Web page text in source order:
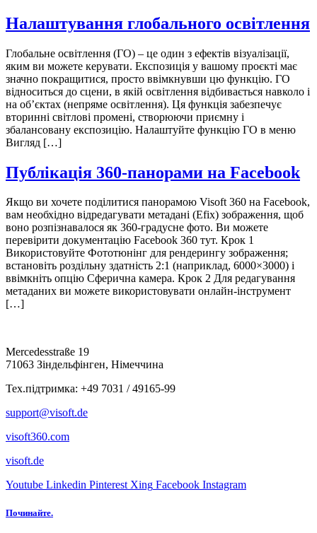
Налаштування глобального освітлення
Глобальне освітлення (ГО) – це один з ефектів візуалізації,
яким ви можете керувати. Експозиція у вашому проєкті має
значно покращитися, просто ввімкнувши цю функцію. ГО
відноситься до сцени, в якій освітлення відбивається навколо і
на об’єктах (непряме освітлення). Ця функція забезпечує
вторинні світлові промені, створюючи приємну і
збалансовану експозицію. Налаштуйте функцію ГО в меню
Вигляд […]
Публікація 360-панорами на Facebook
Якщо ви хочете поділитися панорамою Visoft 360 на Facebook,
вам необхідно відредагувати метадані (Efix) зображення, щоб
воно розпізнавалося як 360-градусне фото. Ви можете
перевірити документацію Facebook 360 тут. Крок 1
Використовуйте Фототюнінг для рендерингу зображення;
встановіть роздільну здатність 2:1 (наприклад, 6000×3000) і
ввімкніть опцію Сферична камера. Крок 2 Для редагування
метаданих ви можете використовувати онлайн-інструмент
[…]
Mercedesstraße 19
71063 Зіндельфінген, Німеччина
Тех.підтримка: +49 7031 / 49165-99
support@visoft.de
visoft360.com
visoft.de
Youtube Linkedin Pinterest Xing Facebook Instagram
Починайте.